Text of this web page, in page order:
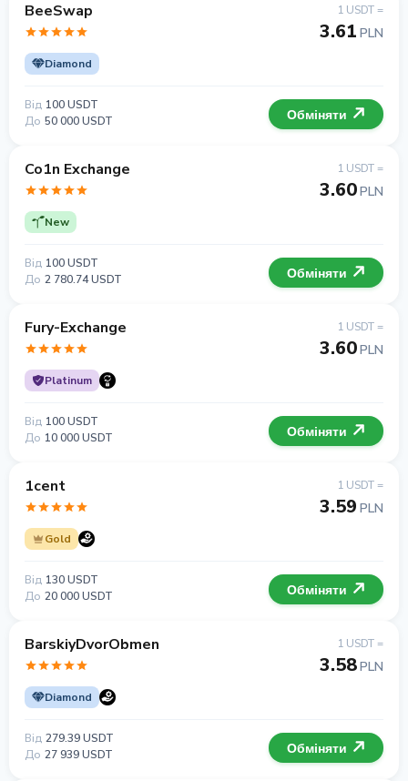
BeeSwap
Diamond
1 USDT =
3.61 PLN
Від 100 USDT
До 50 000 USDT Обміняти
Co1n Exchange
New
1 USDT =
3.60PLN
Від 100 USDT
До 2 780.74 USDT Обміняти
Fury-Exchange
Platinum
1 USDT =
3.60PLN
Від 100 USDT
До 10 000 USDT Обміняти
1cent
Gold
1 USDT =
3.59 PLN
Від 130 USDT
До 20 000 USDT Обміняти
BarskiyDvorObmen
Diamond
1 USDT =
3.58PLN
Від 279.39 USDT
До 27 939 USDT Обміняти